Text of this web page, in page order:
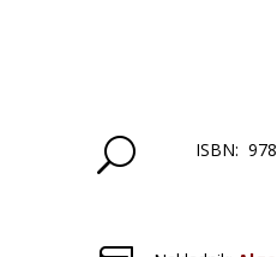
U ISBN: